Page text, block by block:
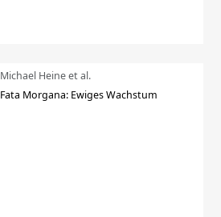
Michael Heine et al.
Fata Morgana: Ewiges Wachstum